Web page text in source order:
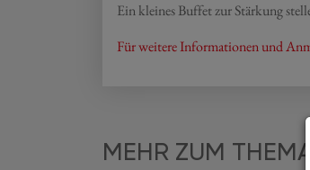
Ein kleines Buffet zur Stärkung
Für weitere Informationen und
MEHR ZUM THEMA